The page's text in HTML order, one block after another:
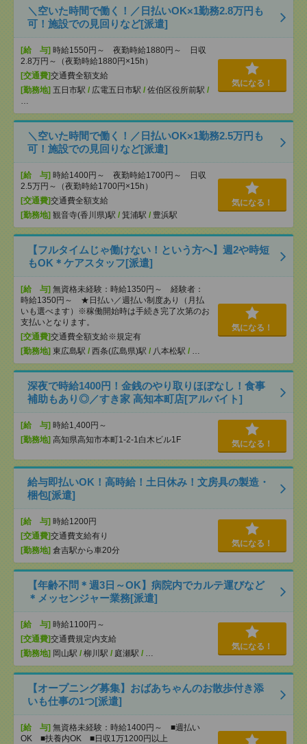
＼空いた時間で働く！／日払いOK×1勤務2.8万円も
可！施設での見回りなど[派遣]
[給 与] 時給1550円～ 夜勤時給1880円～ 日収
2.8万円～（夜勤時給1880円×15h）
[交通費]交通費全額支給
[勤務地] 五日市駅 / 広電五日市駅 / 佐伯区役所前駅 /
気になる！
＼空いた時間で働く！／日払いOK×1勤務2.5万円も
可！施設での見回りなど[派遣]
[給 与] 時給1400円～ 夜勤時給1700円～ 日収
2.5万円～（夜勤時給1700円×15h）
[交通費]交通費全額支給
[勤務地] 観音寺(香川県)駅 / 箕浦駅 / 豊浜駅
気になる！
【フルタイムじゃ働けない！という方へ】週2や時短
もOK＊ケアスタッフ[派遣]
[給 与] 無資格未経験：時給1350円～ 経験者：
時給1350円～ ★日払い／週払い制度あり（月払
いも選べます）※稼働開始時は手続き完了次第のお
支払いとなります。
[交通費]交通費全額支給※規定有
[勤務地] 東広島駅 / 西条(広島県)駅 / 八本松駅 /
気になる！
深夜で時給1400円！金銭のやり取りほぼなし！食事
補助もあり◎／すき家 高知本町店[アルバイト]
[給 与] 時給1,400円～
[勤務地] 高知県高知市本町1-2-1白木ビル1F 気になる！
給与即払いOK！高時給！土日休み！文房具の製造・
梱包[派遣]
[給 与] 時給1200円
[交通費]交通費支給有り
[勤務地] 倉吉駅から車20分
気になる！
【年齢不問＊週3日～OK】病院内でカルテ運びなど
＊メッセンジャー業務[派遣]
[給 与] 時給1100円～
[交通費]交通費規定内支給
[勤務地] 岡山駅 / 柳川駅 / 庭瀬駅 /
気になる！
【オープニング募集】おばあちゃんのお散歩付き添
いも仕事の1つ[派遣]
[給 与] 無資格未経験：時給1400円～ ■週払い
OK ■扶養内OK ■日収1万1200円以上